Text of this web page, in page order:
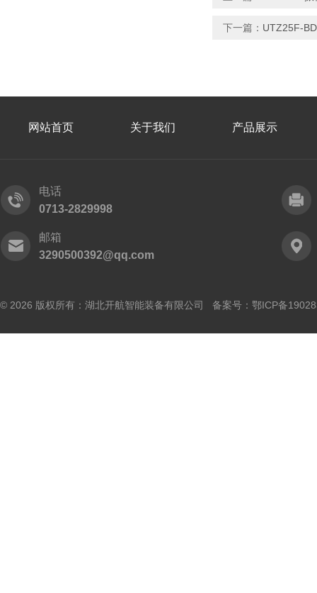
下一篇： UTZ25F-
网站首页 关于我们 产品展示
电话
0713-2829998
邮箱
3290500392@qq.com
© 2026 版权所有：湖北开航智能装备有限公司 备案号： 鄂ICP备